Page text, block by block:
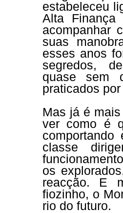
estabeleceu
Alta Finança
acompanhar
suas
esses anos
segredos,
quase sem
praticados
Mas já é
ver como é
classe
os
reacção. E
fiozinho, o
rio do futuro.